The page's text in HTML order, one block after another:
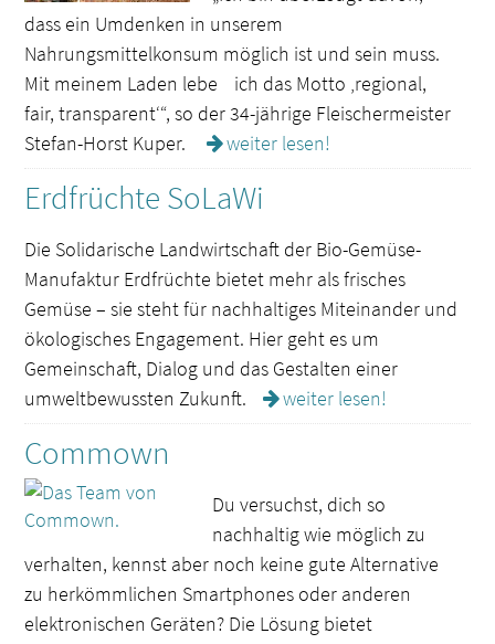
dass ein Umdenken in unserem
Nahrungsmittelkonsum möglich ist und sein muss.
Mit meinem Laden lebe ich das Motto ‚regional,
fair, transparent‘“, so der 34-jährige Fleischermeister
Stefan-Horst Kuper.
weiter lesen!
Erdfrüchte SoLaWi
Die Solidarische Landwirtschaft der Bio-Gemüse-
Manufaktur Erdfrüchte bietet mehr als frisches
Gemüse – sie steht für nachhaltiges Miteinander und
ökologisches Engagement. Hier geht es um
Gemeinschaft, Dialog und das Gestalten einer
umweltbewussten Zukunft.
weiter lesen!
Commown
Du versuchst, dich so
nachhaltig wie möglich zu
verhalten, kennst aber noch keine gute Alternative
zu herkömmlichen Smartphones oder anderen
elektronischen Geräten? Die Lösung bietet